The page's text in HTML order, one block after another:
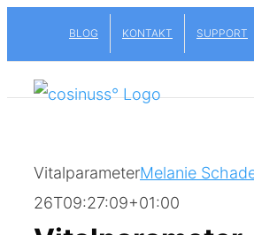
content
BLOG KONTAKT SUPPORT
VitalparameterMelanie
26T09:27:09+01:00